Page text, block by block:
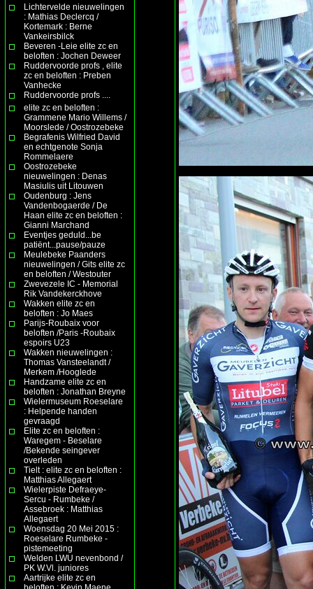
Lichtervelde nieuwelingen
: Mathias Declercq /
Kortemark : Berne
Vankeirsbilck
Beveren -Leie elite zc en
beloften : Jochen Deweer
Ruddervoorde profs , elite
zc en beloften : Preben
Vanhecke
Ruddervoorde profs ....
elite zc en beloften :
Grammene Mario Willems /
Moorslede / Oostrozebeke
Begrafenis Wilfried David
en echtgenote Sonja
Rommelaere
Oostrozebeke
nieuwelingen : Denas
Masiulis uit Litouwen
Oudenburg : Jens
Vandenbogaerde / De
Haan elite zc en beloften :
Gianni Marchand
Eventjes geduld...be
patiënt...pause/pauze
Meulebeke Paanders
nieuwelingen / Gits elite zc
en beloften / Westouter
Zwevezele IC - Memorial
Rik Vandekerckhove
Wakken elite zc en
beloften : Jo Maes
Parijs-Roubaix voor
beloften /Paris -Roubaix
espoirs U23
Wakken nieuwelingen :
Thomas Vansteelandt /
Merkem /Hooglede
Handzame elite zc en
beloften : Jonathan Breyne
Wielermuseum Roeselare
: Helpende handen
gevraagd
Elite zc en beloften :
Waregem - Beselare
/Bekende seingever
overleden
Tielt : elite zc en beloften :
Matthias Allegaert
Wielerpiste Defraeye-
Sercu - Rumbeke /
Assebroek : Matthias
Allegaert
Woensdag 20 Mei 2015 :
Roeselare Rumbeke -
pistemeeting
Welden LWU nevenbond /
PK W.Vl. juniores
Aartrijke elite zc en